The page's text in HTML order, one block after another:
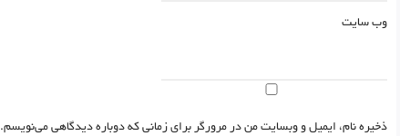
وب‌ سایت
ذخیره نام، ایمیل و وبسایت من در مرورگر برای زمانی که دوباره دیدگاهی می‌نویسم.